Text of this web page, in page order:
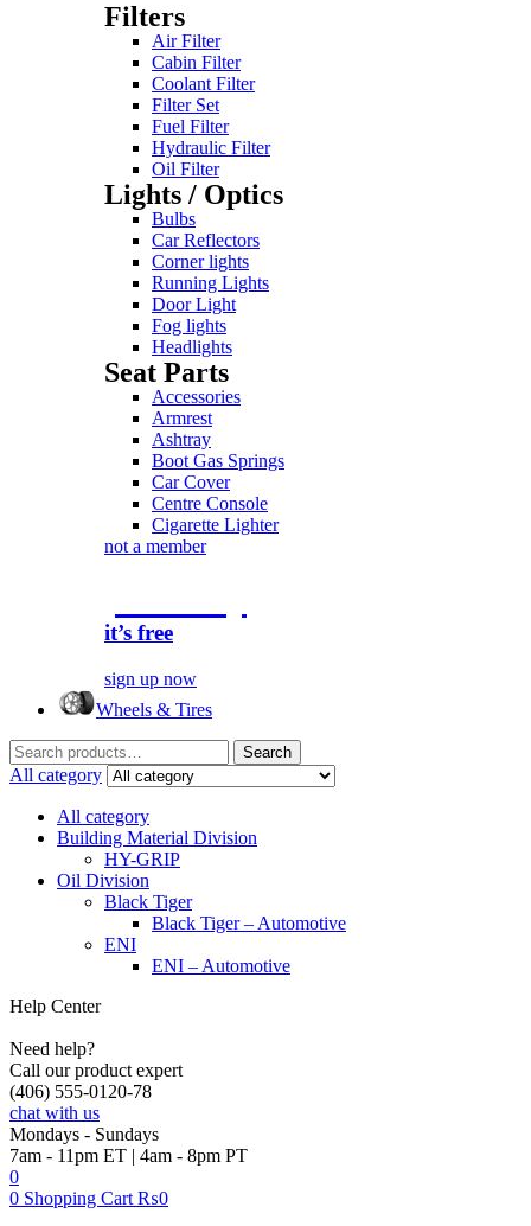
Filters
Air Filter
Cabin Filter
Coolant Filter
Filter Set
Fuel Filter
Hydraulic Filter
Oil Filter
Lights / Optics
Bulbs
Car Reflectors
Corner lights
Running Lights
Door Light
Fog lights
Headlights
Seat Parts
Accessories
Armrest
Ashtray
Boot Gas Springs
Car Cover
Centre Console
Cigarette Lighter
not a member
it’s free
sign up now
Wheels & Tires
Search
for:
Search
All category
All category
Building Material Division
HY-GRIP
Oil Division
Black Tiger
Black Tiger – Automotive
ENI
ENI – Automotive
Help Center
Need help?
Call our product expert
(406) 555-0120-78
chat with us
Mondays - Sundays
7am - 11pm ET | 4am - 8pm PT
0
0 Shopping Cart ₨0